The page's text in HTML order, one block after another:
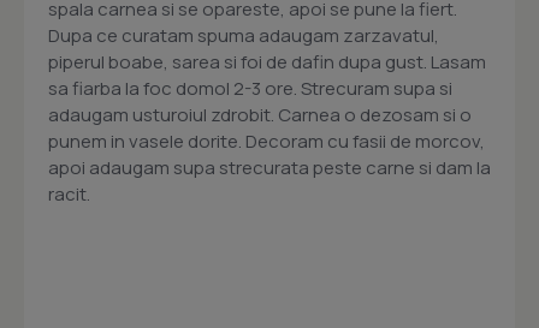
spala carnea si se opareste, apoi se pune la fiert.
Dupa ce curatam spuma adaugam zarzavatul,
piperul boabe, sarea si foi de dafin dupa gust. Lasam
sa fiarba la foc domol 2-3 ore. Strecuram supa si
adaugam usturoiul zdrobit. Carnea o dezosam si o
punem in vasele dorite. Decoram cu fasii de morcov,
apoi adaugam supa strecurata peste carne si dam la
racit.